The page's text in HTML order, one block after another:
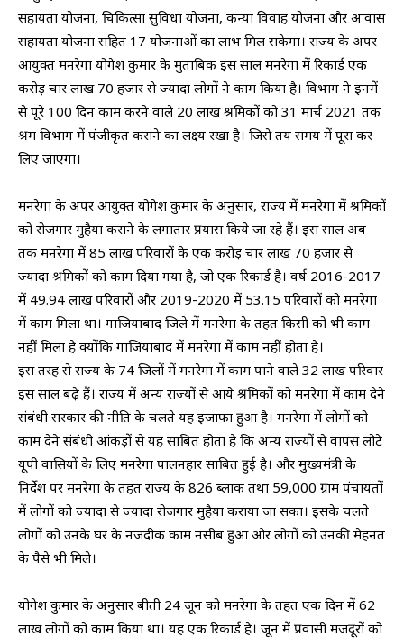
सहायता योजना, चिकित्सा सुविधा योजना, कन्या विवाह योजना और आवास
सहायता योजना सहित 17 योजनाओं का लाभ मिल सकेगा। राज्य के अपर
आयुक्त मनरेगा योगेश कुमार के मुताबिक इस साल मनरेगा में रिकार्ड एक
करोड़ चार लाख 70 हजार से ज्यादा लोगों ने काम किया है। विभाग ने इनमें
से पूरे 100 दिन काम करने वाले 20 लाख श्रमिकों को 31 मार्च 2021 तक
श्रम विभाग में पंजीकृत कराने का लक्ष्य रखा है। जिसे तय समय में पूरा कर
लिए जाएगा।
मनरेगा के अपर आयुक्त योगेश कुमार के अनुसार, राज्य में मनरेगा में श्रमिकों
को रोजगार मुहैया कराने के लगातार प्रयास किये जा रहे हैं। इस साल अब
तक मनरेगा में 85 लाख परिवारों के एक करोड़ चार लाख 70 हजार से
ज्यादा श्रमिकों को काम दिया गया है, जो एक रिकार्ड है। वर्ष 2016-2017
में 49.94 लाख परिवारों और 2019-2020 में 53.15 परिवारों को मनरेगा
में काम मिला था। गाजियाबाद जिले में मनरेगा के तहत किसी को भी काम
नहीं मिला है क्योंकि गाजियाबाद में मनरेगा में काम नहीं होता है।
इस तरह से राज्य के 74 जिलों में मनरेगा में काम पाने वाले 32 लाख परिवार
इस साल बढ़े हैं। राज्य में अन्य राज्यों से आये श्रमिकों को मनरेगा में काम देने
संबंधी सरकार की नीति के चलते यह इजाफा हुआ है। मनरेगा में लोगों को
काम देने संबंधी आंकड़ों से यह साबित होता है कि अन्य राज्यों से वापस लौटे
यूपी वासियों के लिए मनरेगा पालनहार साबित हुई है। और मुख्यमंत्री के
निर्देश पर मनरेगा के तहत राज्य के 826 ब्लाक तथा 59,000 ग्राम पंचायतों
में लोगों को ज्यादा से ज्यादा रोजगार मुहैया कराया जा सका। इसके चलते
लोगों को उनके घर के नजदीक काम नसीब हुआ और लोगों को उनकी मेहनत
के पैसे भी मिले।
योगेश कुमार के अनुसार बीती 24 जून को मनरेगा के तहत एक दिन में 62
लाख लोगों को काम किया था। यह एक रिकार्ड है। जून में प्रवासी मजदूरों को